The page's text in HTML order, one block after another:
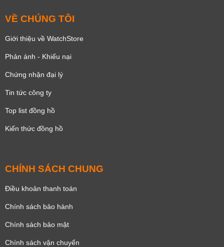
VỀ CHÚNG TÔI
Giới thiệu về WatchStore
Phản ánh - Khiếu nại
Chứng nhận đại lý
Tin tức công ty
Top list đồng hồ
Kiến thức đồng hồ
CHÍNH SÁCH CHUNG
Điều khoản thanh toán
Chính sách bảo hành
Chính sách bảo mật
Chính sách vận chuyển